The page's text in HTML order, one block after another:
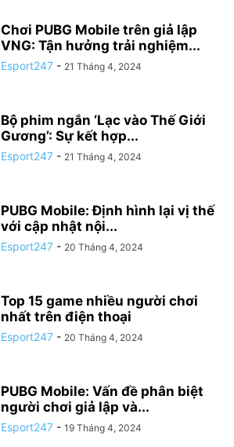
Chơi PUBG Mobile trên giả lập
VNG: Tận hưởng trải nghiệm...
Esport247 - 21 Tháng 4, 2024
Bộ phim ngắn ‘Lạc vào Thế Giới
Gương’: Sự kết hợp...
Esport247 - 21 Tháng 4, 2024
PUBG Mobile: Định hình lại vị thế
với cập nhật nội...
Esport247 - 20 Tháng 4, 2024
Top 15 game nhiều người chơi
nhất trên điện thoại
Esport247 - 20 Tháng 4, 2024
PUBG Mobile: Vấn đề phân biệt
người chơi giả lập và...
Esport247 - 19 Tháng 4, 2024